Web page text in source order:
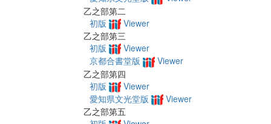
乙之部第二
初版
Viewer
乙之部第三
初版
Viewer
京都合書堂版
Viewer
乙之部第四
初版
Viewer
愛知県文光堂版
Viewer
乙之部第五